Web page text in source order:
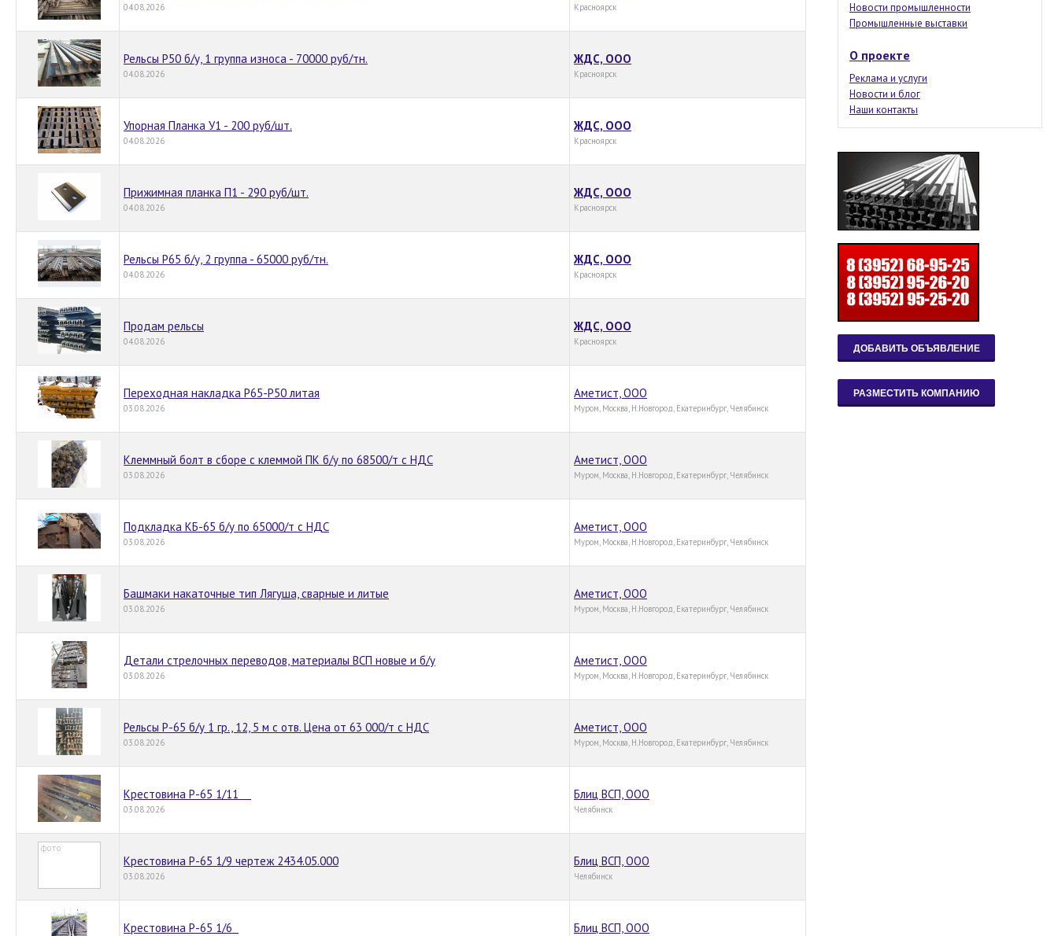
04.08.2026 Красноярск
Рельсы Р50 б/у, 1 группа износа - 70000 руб/тн.
04.08.2026
ЖДС, ООО
Красноярск
Упорная Планка У1 - 200 руб/шт.
04.08.2026
ЖДС, ООО
Красноярск
Прижимная планка П1 - 290 руб/шт.
04.08.2026
ЖДС, ООО
Красноярск
Рельсы Р65 б/у, 2 группа - 65000 руб/тн.
04.08.2026
ЖДС, ООО
Красноярск
Продам рельсы
04.08.2026
ЖДС, ООО
Красноярск
Переходная накладка Р65-Р50 литая
03.08.2026
Аметист, ООО
Муром, Москва, Н.Новгород, Екатеринбург, Челябинск
Клеммный болт в сборе с клеммой ПК б/у по 68500/т с НДС
03.08.2026
Аметист, ООО
Муром, Москва, Н.Новгород, Екатеринбург, Челябинск
Подкладка КБ-65 б/у по 65000/т с НДС
03.08.2026
Аметист, ООО
Муром, Москва, Н.Новгород, Екатеринбург, Челябинск
Башмаки накаточные тип Лягуша, сварные и литые
03.08.2026
Аметист, ООО
Муром, Москва, Н.Новгород, Екатеринбург, Челябинск
Детали стрелочных переводов, материалы ВСП новые и б/у
03.08.2026
Аметист, ООО
Муром, Москва, Н.Новгород, Екатеринбург, Челябинск
Рельсы Р-65 б/у 1 гр., 12, 5 м с отв. Цена от 63 000/т с НДС
03.08.2026
Аметист, ООО
Муром, Москва, Н.Новгород, Екатеринбург, Челябинск
Крестовина Р-65 1/11
03.08.2026
Блиц ВСП, OOO
Челябинск
Крестовина Р-65 1/9 чертеж 2434.05.000
03.08.2026
Блиц ВСП, OOO
Челябинск
Крестовина Р-65 1/6 Блиц ВСП, OOO
Новости промышленности
Промышленные выставки
О проекте
Реклама и услуги
Новости и блог
Наши контакты